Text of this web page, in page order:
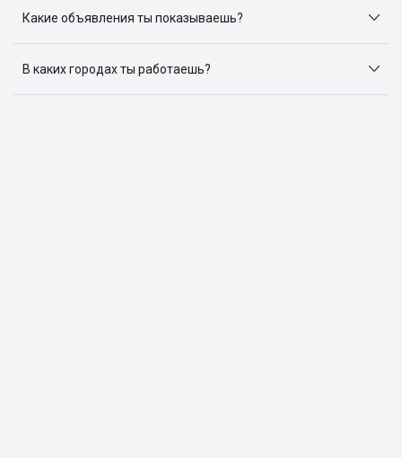
Какие объявления ты показываешь?
объявлений: ЦИАН, Домклик, Яндекс.Недвижимость,
Авито, Самолет.Плюс.
В каких городах ты работаешь?